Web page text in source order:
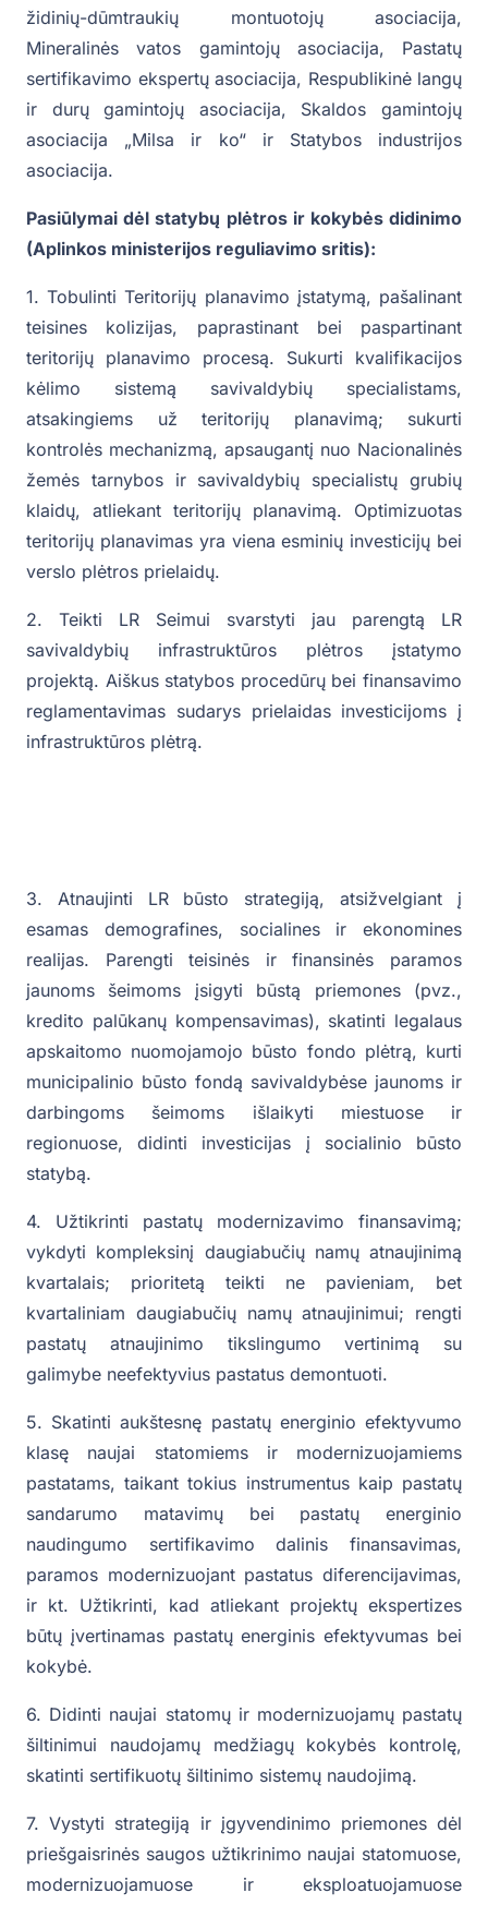
židinių-dūmtraukių montuotojų asociacija,
Mineralinės vatos gamintojų asociacija, Pastatų
sertifikavimo ekspertų asociacija, Respublikinė langų
ir durų gamintojų asociacija, Skaldos gamintojų
asociacija „Milsa ir ko“ ir Statybos industrijos
asociacija.
Pasiūlymai dėl statybų plėtros ir kokybės didinimo
(Aplinkos ministerijos reguliavimo sritis):
1. Tobulinti Teritorijų planavimo įstatymą, pašalinant
teisines kolizijas, paprastinant bei paspartinant
teritorijų planavimo procesą. Sukurti kvalifikacijos
kėlimo sistemą savivaldybių specialistams,
atsakingiems už teritorijų planavimą; sukurti
kontrolės mechanizmą, apsaugantį nuo Nacionalinės
žemės tarnybos ir savivaldybių specialistų grubių
klaidų, atliekant teritorijų planavimą. Optimizuotas
teritorijų planavimas yra viena esminių investicijų bei
verslo plėtros prielaidų.
2. Teikti LR Seimui svarstyti jau parengtą LR
savivaldybių infrastruktūros plėtros įstatymo
projektą. Aiškus statybos procedūrų bei finansavimo
reglamentavimas sudarys prielaidas investicijoms į
infrastruktūros plėtrą.
3. Atnaujinti LR būsto strategiją, atsižvelgiant į
esamas demografines, socialines ir ekonomines
realijas. Parengti teisinės ir finansinės paramos
jaunoms šeimoms įsigyti būstą priemones (pvz.,
kredito palūkanų kompensavimas), skatinti legalaus
apskaitomo nuomojamojo būsto fondo plėtrą, kurti
municipalinio būsto fondą savivaldybėse jaunoms ir
darbingoms šeimoms išlaikyti miestuose ir
regionuose, didinti investicijas į socialinio būsto
statybą.
4. Užtikrinti pastatų modernizavimo finansavimą;
vykdyti kompleksinį daugiabučių namų atnaujinimą
kvartalais; prioritetą teikti ne pavieniam, bet
kvartaliniam daugiabučių namų atnaujinimui; rengti
pastatų atnaujinimo tikslingumo vertinimą su
galimybe neefektyvius pastatus demontuoti.
5. Skatinti aukštesnę pastatų energinio efektyvumo
klasę naujai statomiems ir modernizuojamiems
pastatams, taikant tokius instrumentus kaip pastatų
sandarumo matavimų bei pastatų energinio
naudingumo sertifikavimo dalinis finansavimas,
paramos modernizuojant pastatus diferencijavimas,
ir kt. Užtikrinti, kad atliekant projektų ekspertizes
būtų įvertinamas pastatų energinis efektyvumas bei
kokybė.
6. Didinti naujai statomų ir modernizuojamų pastatų
šiltinimui naudojamų medžiagų kokybės kontrolę,
skatinti sertifikuotų šiltinimo sistemų naudojimą.
7. Vystyti strategiją ir įgyvendinimo priemones dėl
priešgaisrinės saugos užtikrinimo naujai statomuose,
modernizuojamuose ir eksploatuojamuose